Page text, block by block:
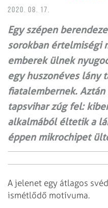
2020. 08. 17.
Egy szépen
sorokban értelmiségi
emberek ülnek
egy huszonéves lány
fiatalembernek.
tapsvihar zúg fel:
alkalmából éltetik a
éppen mikrochipet
A jelenet egy átlagos
ismétlődő motívuma.